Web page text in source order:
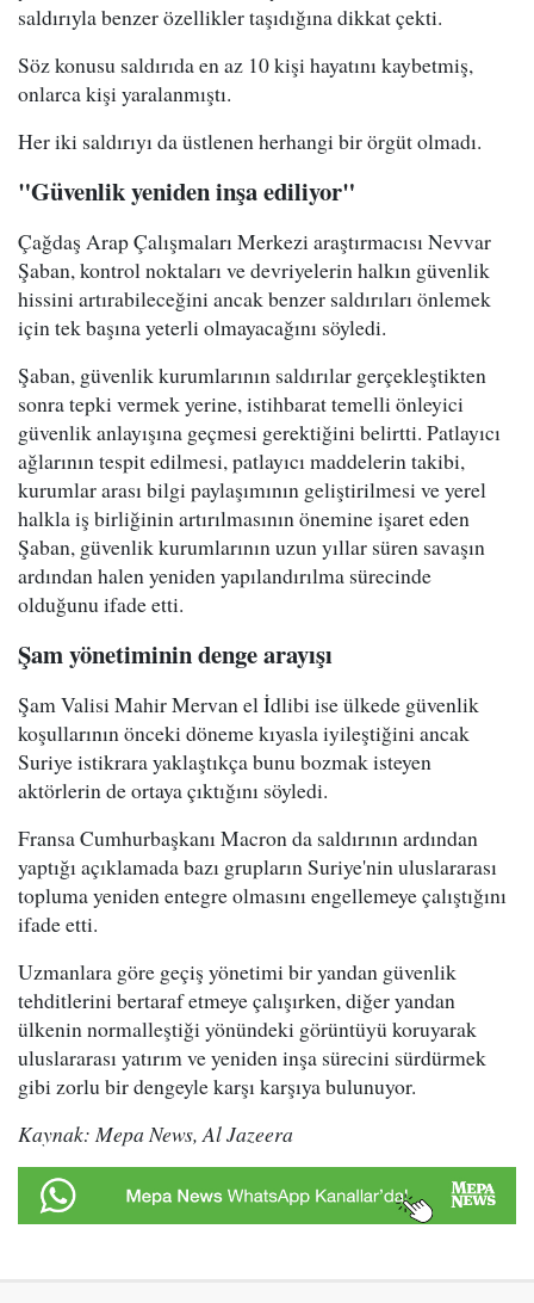
saldırıyla benzer özellikler taşıdığına dikkat çekti.
Söz konusu saldırıda en az 10 kişi hayatını kaybetmiş,
onlarca kişi yaralanmıştı.
Her iki saldırıyı da üstlenen herhangi bir örgüt olmadı.
"Güvenlik yeniden inşa ediliyor"
Çağdaş Arap Çalışmaları Merkezi araştırmacısı Nevvar
Şaban, kontrol noktaları ve devriyelerin halkın güvenlik
hissini artırabileceğini ancak benzer saldırıları önlemek
için tek başına yeterli olmayacağını söyledi.
Şaban, güvenlik kurumlarının saldırılar gerçekleştikten
sonra tepki vermek yerine, istihbarat temelli önleyici
güvenlik anlayışına geçmesi gerektiğini belirtti. Patlayıcı
ağlarının tespit edilmesi, patlayıcı maddelerin takibi,
kurumlar arası bilgi paylaşımının geliştirilmesi ve yerel
halkla iş birliğinin artırılmasının önemine işaret eden
Şaban, güvenlik kurumlarının uzun yıllar süren savaşın
ardından halen yeniden yapılandırılma sürecinde
olduğunu ifade etti.
Şam yönetiminin denge arayışı
Şam Valisi Mahir Mervan el İdlibi ise ülkede güvenlik
koşullarının önceki döneme kıyasla iyileştiğini ancak
Suriye istikrara yaklaştıkça bunu bozmak isteyen
aktörlerin de ortaya çıktığını söyledi.
Fransa Cumhurbaşkanı Macron da saldırının ardından
yaptığı açıklamada bazı grupların Suriye'nin uluslararası
topluma yeniden entegre olmasını engellemeye çalıştığını
ifade etti.
Uzmanlara göre geçiş yönetimi bir yandan güvenlik
tehditlerini bertaraf etmeye çalışırken, diğer yandan
ülkenin normalleştiği yönündeki görüntüyü koruyarak
uluslararası yatırım ve yeniden inşa sürecini sürdürmek
gibi zorlu bir dengeyle karşı karşıya bulunuyor.
Kaynak: Mepa News, Al Jazeera